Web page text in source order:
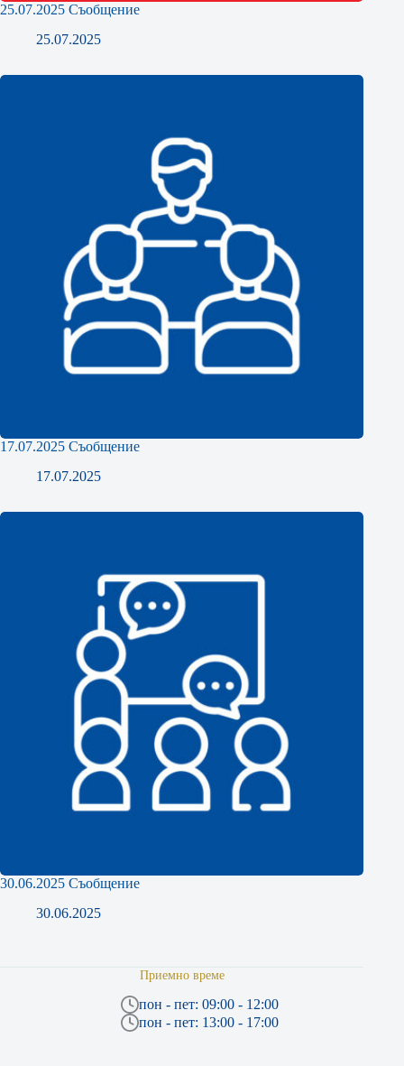
25.07.2025 Съобщение
25.07.2025
17.07.2025 Съобщение
17.07.2025
30.06.2025 Съобщение
30.06.2025
Приемно време
пон - пет: 09:00 - 12:00
пон - пет: 13:00 - 17:00